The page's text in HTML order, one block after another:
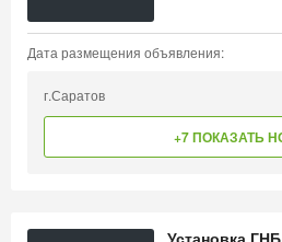
Дата размещения объявления:
г.Саратов
+7 ПОКАЗАТЬ
Установка